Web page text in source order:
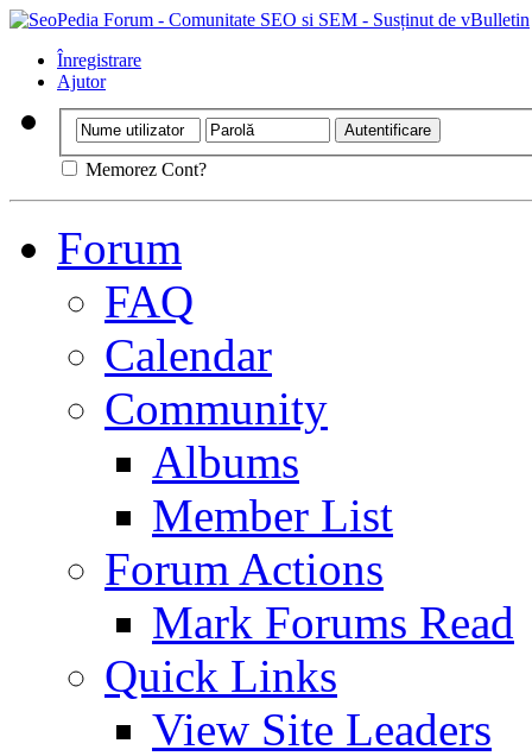
Înregistrare
Ajutor
Memorez Cont?
Forum
FAQ
Calendar
Community
Albums
Member List
Forum Actions
Mark Forums Read
Quick Links
View Site Leaders